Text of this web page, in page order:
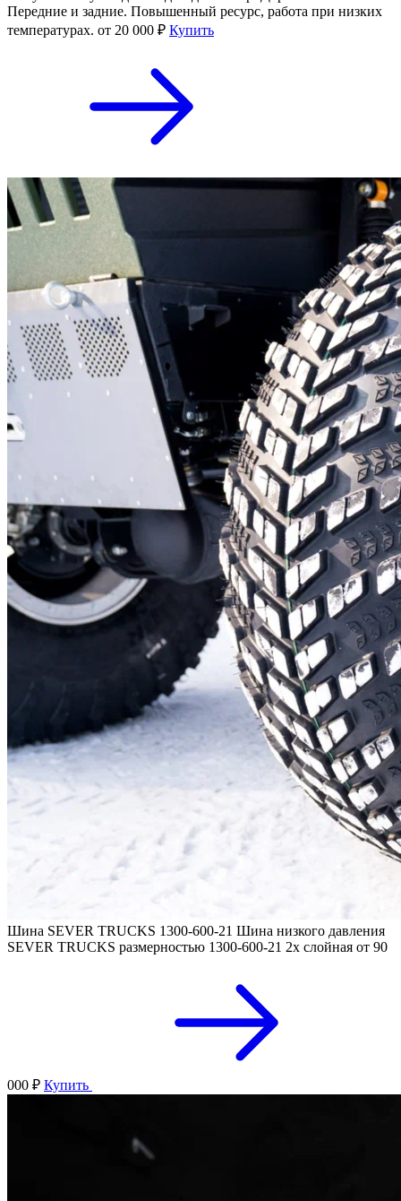
Передние и задние. Повышенный ресурс, работа при низких
температурах. от 20 000 ₽ Купить
Шина SEVER TRUCKS 1300-600-21 Шина низкого давления
SEVER TRUCKS размерностью 1300-600-21 2х слойная от 90
000 ₽ Купить